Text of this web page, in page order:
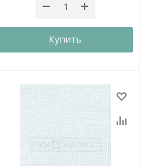
Купить